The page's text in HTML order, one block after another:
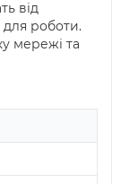
від
для роботи.
мережі та